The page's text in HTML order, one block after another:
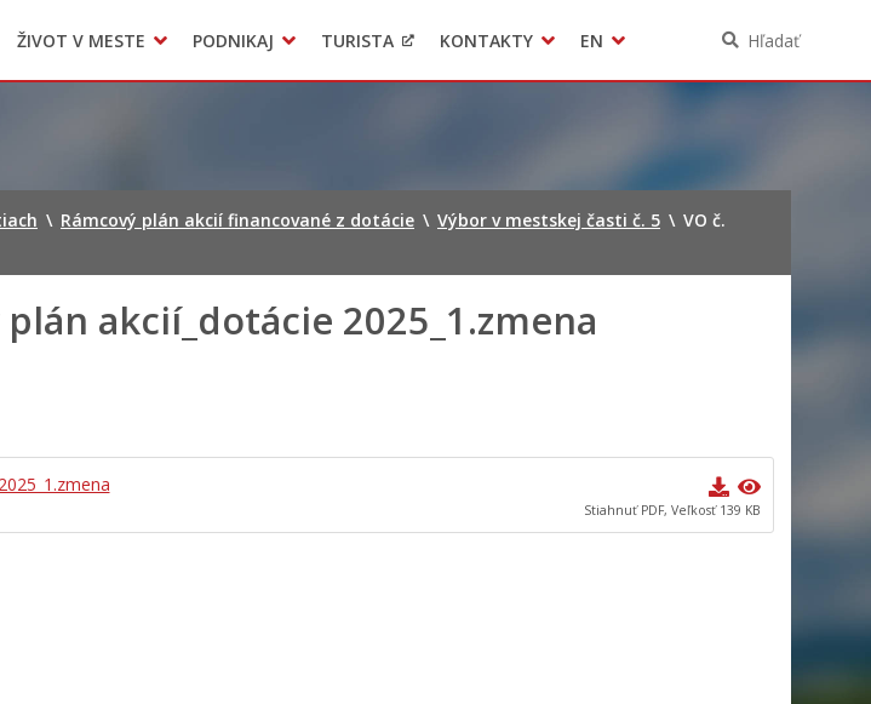
Pomoc pre Ukrajinu
faktúry a objednávky
Ochrana osobných údajov
ŽIVOT V MESTE
verejné priestranstvá
3D model mesta Banská Bystrica
PODNIKAJ TURISTA KONTAKTY EN
Contact
Hľadať
\ Rámcový plán akcií financované z dotácie \ Výbor v mestskej časti č. 5 \ VO č.
akcií_dotácie 2025_1.zmena
Stiahnuť PDF, Veľkosť 139 KB